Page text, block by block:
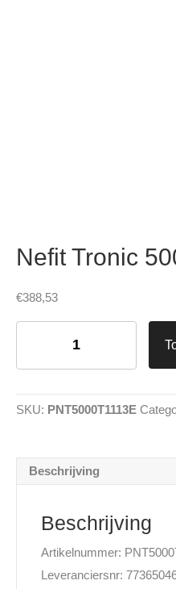
Nefit Tronic
€388,53
Nefit
TR5000
aantal
SKU: PNT5000T1113E
Beschrijving
Beschrijving
Artikelnummer:
Leveranciersnr: